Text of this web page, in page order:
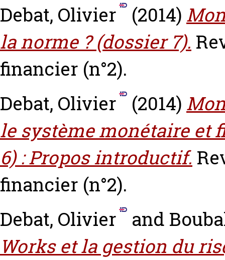
Debat, Olivier
(2014)
la norme ? (dossier 7).
financier (n°2).
Debat, Olivier
(2014)
le système monétaire et
6) : Propos introductif.
financier (n°2).
Debat, Olivier
and
Works et la gestion du